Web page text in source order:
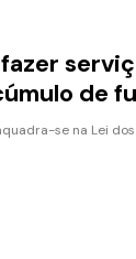
de
se na Lei